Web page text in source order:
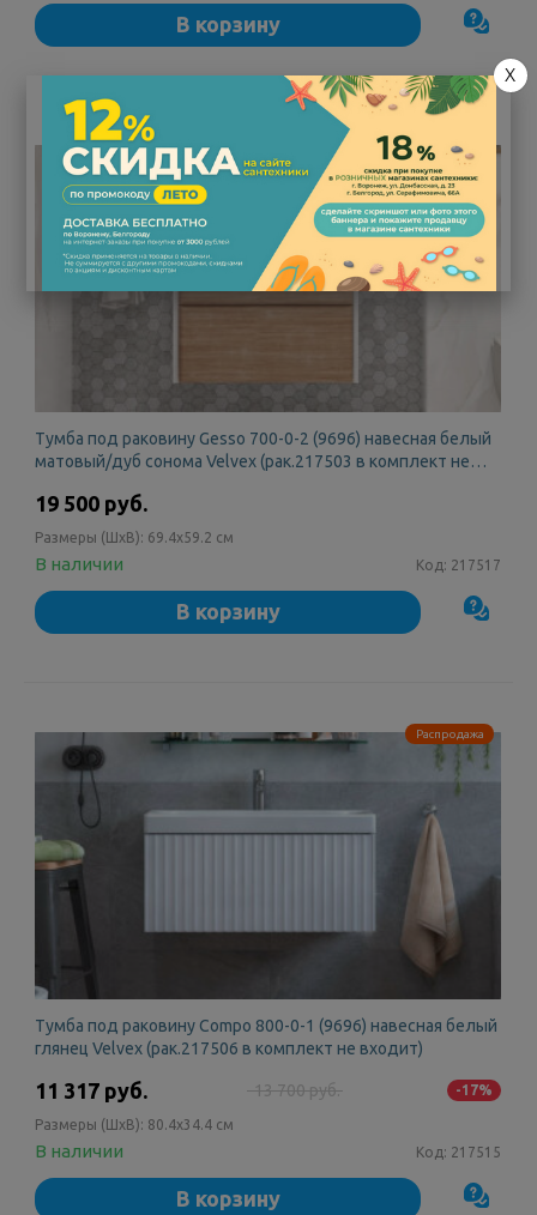
В корзину
Тумба под раковину Gesso 700-0-2 (9696) навесная белый
матовый/дуб сонома Velvex (рак.217503 в комплект не
19 500 руб.
Размеры (ШxВ): 69.4x59.2 см
В наличии Код: 217517
В корзину
Распродажа
Тумба под раковину Compo 800-0-1 (9696) навесная белый
глянец Velvex (рак.217506 в комплект не входит)
11 317 руб. 13 700 руб. -17%
Размеры (ШxВ): 80.4x34.4 см
В наличии Код: 217515
В корзину
X